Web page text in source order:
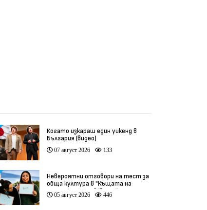
Когато изкараш един уикенд в
България (видео)
07 август 2026 133
Невероятни отговори на тест за
обща култура в "Къщата на
инфлуенсърите" (видео)
05 август 2026 446